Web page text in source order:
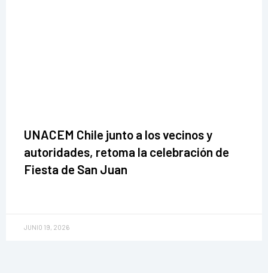
UNACEM Chile junto a los vecinos y
autoridades, retoma la celebración de
Fiesta de San Juan
JUNIO 19, 2026